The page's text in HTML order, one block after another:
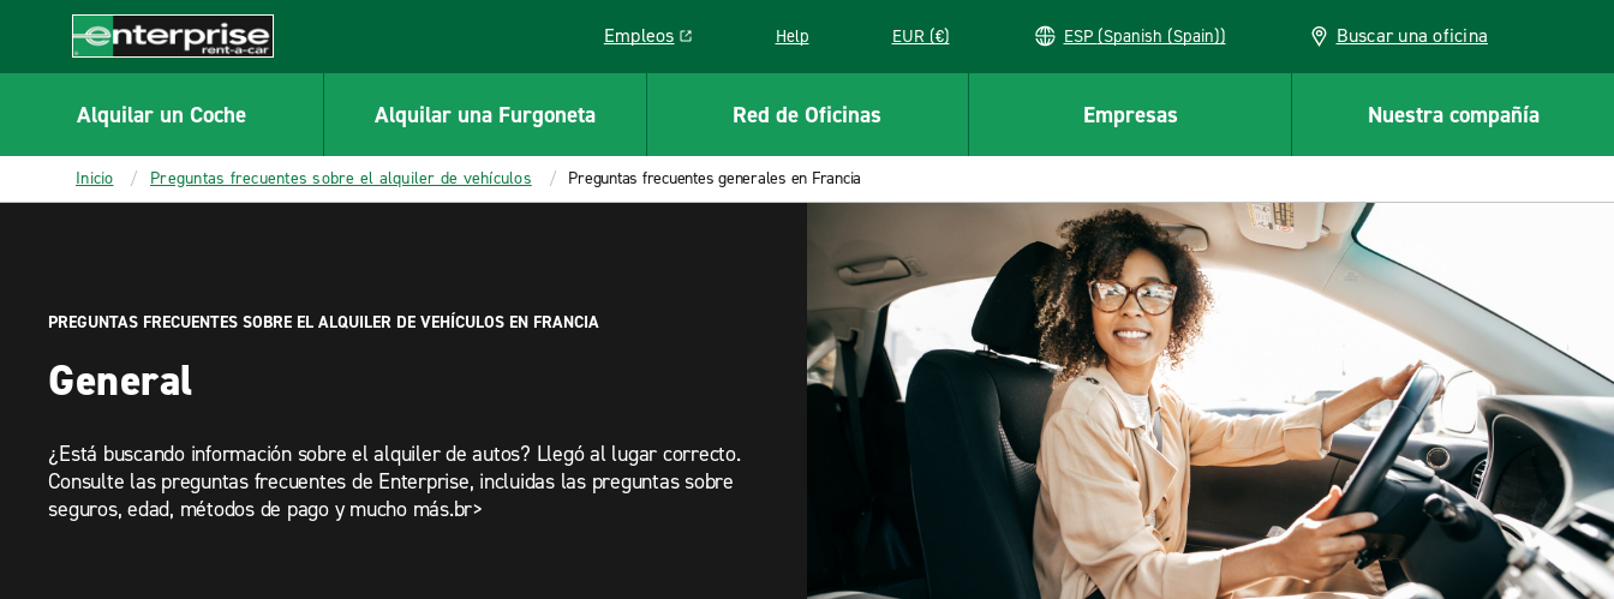
CONTENT
Enterprise
Empleos
Link opens in a new window
Help EUR (€) ESP (Spanish (Spain)) Buscar una oficina
Alquilar un Coche Alquilar una Furgoneta Red de Oficinas Empresas Nuestra compañía
Inicio Preguntas frecuentes sobre el alquiler de vehículos Preguntas frecuentes generales en Francia
PREGUNTAS FRECUENTES SOBRE EL ALQUILER DE VEHÍCULOS EN FRANCIA
General
¿Está buscando información sobre el alquiler de autos? Llegó al lugar correcto.
Consulte las preguntas frecuentes de Enterprise, incluidas las preguntas sobre
seguros, edad, métodos de pago y mucho más.br>